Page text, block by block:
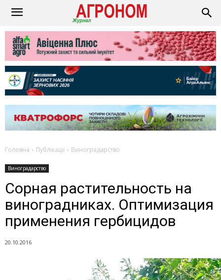
Головна Публікації Виноградарство
Виноградарство
Сорная растительность на
виноградниках. Оптимизация
применения гербицидов
20.10.2016